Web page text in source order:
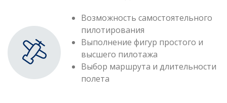
Возможность самостоятельного
пилотирования
Выполнение фигур простого и
высшего пилотажа
Выбор маршрута и длительности
полета